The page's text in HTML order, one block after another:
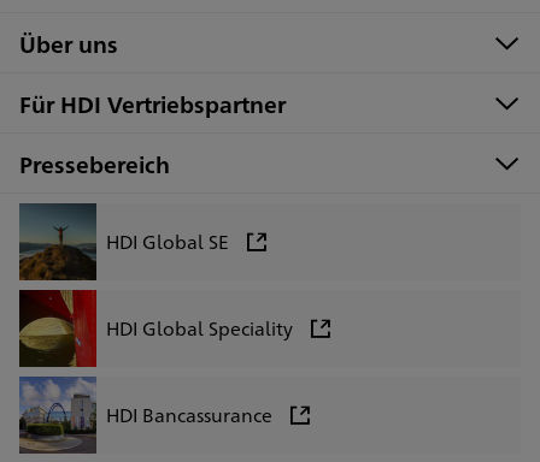
Über uns
Für HDI Vertriebspartner
Pressebereich
HDI Global SE
HDI Global Speciality
HDI Bancassurance